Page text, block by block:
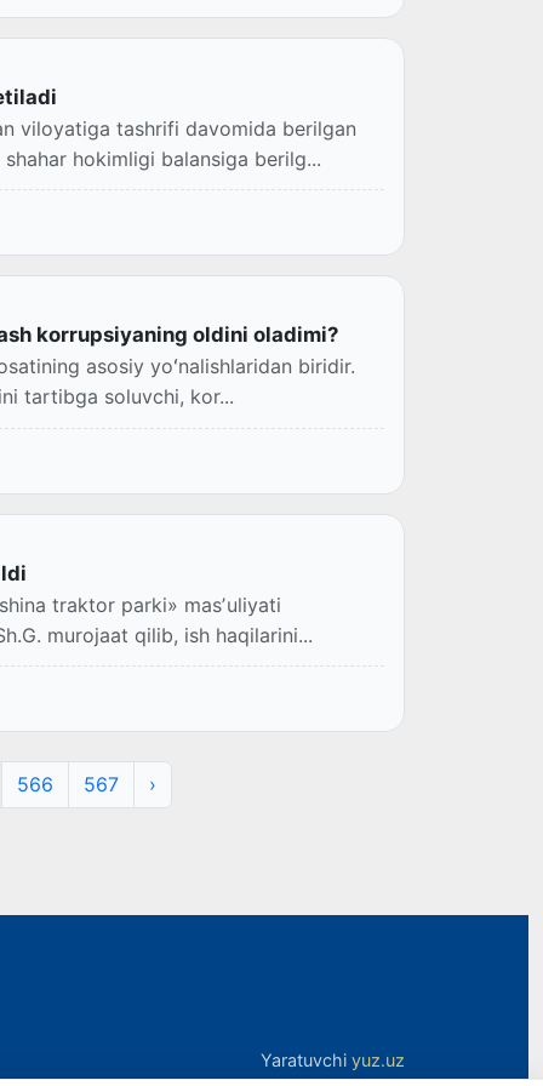
viloyatiga tashrifi davomida berilgan
hokimligi balansiga berilg...
korrupsiyaning oldini oladimi?
asosiy yoʻnalishlaridan biridir.
tartibga soluvchi, kor...
traktor parki» masʼuliyati
murojaat qilib, ish haqilarini...
566 567 ›
Yaratuvchi yuz.uz